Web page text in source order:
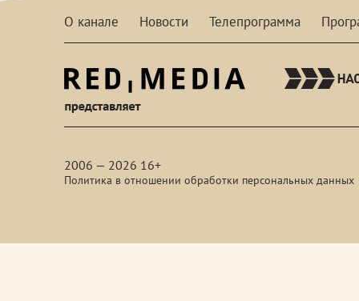
О канале Новости Телепрограмма
2006 — 2026 16+
Политика в отношении обработки персональных данных